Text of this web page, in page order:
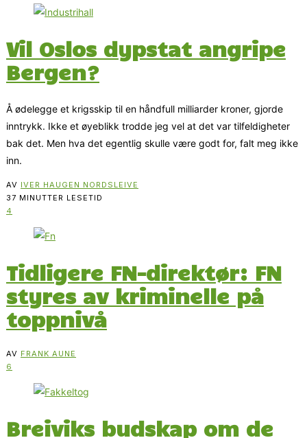
Vil Oslos dypstat angripe
Bergen?
Å ødelegge et krigsskip til en håndfull milliarder kroner, gjorde
inntrykk. Ikke et øyeblikk trodde jeg vel at det var tilfeldigheter
bak det. Men hva det egentlig skulle være godt for, falt meg ikke
inn.
AV IVER HAUGEN NORDSLEIVE
37 MINUTTER LESETID
4
Tidligere FN-direktør: FN
styres av kriminelle på
toppnivå
AV FRANK AUNE
6
Breiviks budskap om de